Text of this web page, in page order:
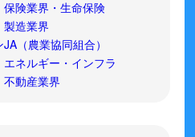
保険業界・生命保険
製造業界
JA（農業協同組合）
エネルギー・インフラ
不動産業界